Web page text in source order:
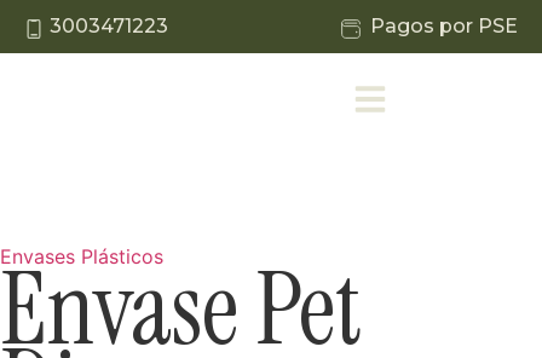
3003471223 Pagos por PSE
Envases Plásticos
Envase Pet